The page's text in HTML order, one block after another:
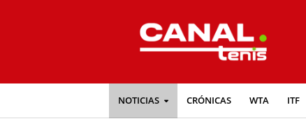
NOTICIAS CRÓNICAS WTA ITF